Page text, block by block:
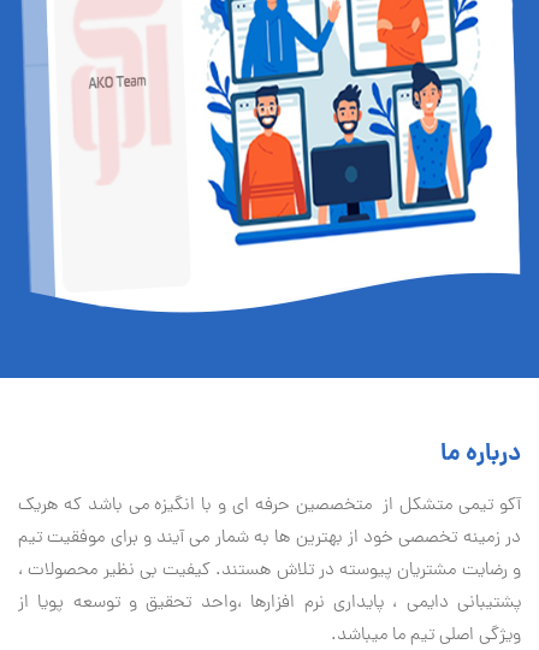
درباره ما
آكو تيمی متشکل از متخصصین حرفه ای و با انگیزه می باشد که هریک
در زمینه تخصصی خود از بهترین ها به شمار می آیند و برای موفقیت تيم
و رضایت مشتریان پیوسته در تلاش هستند. کیفیت بی نظير محصولات ،
پشتیبانی دايمی ، پایداری نرم افزارها ،واحد تحقیق و توسعه پویا از
ویژگی اصلی تیم ما میباشد.